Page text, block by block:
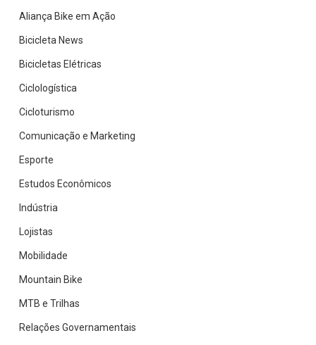
Aliança Bike em Ação
Bicicleta News
Bicicletas Elétricas
Ciclologística
Cicloturismo
Comunicação e Marketing
Esporte
Estudos Econômicos
Indústria
Lojistas
Mobilidade
Mountain Bike
MTB e Trilhas
Relações Governamentais